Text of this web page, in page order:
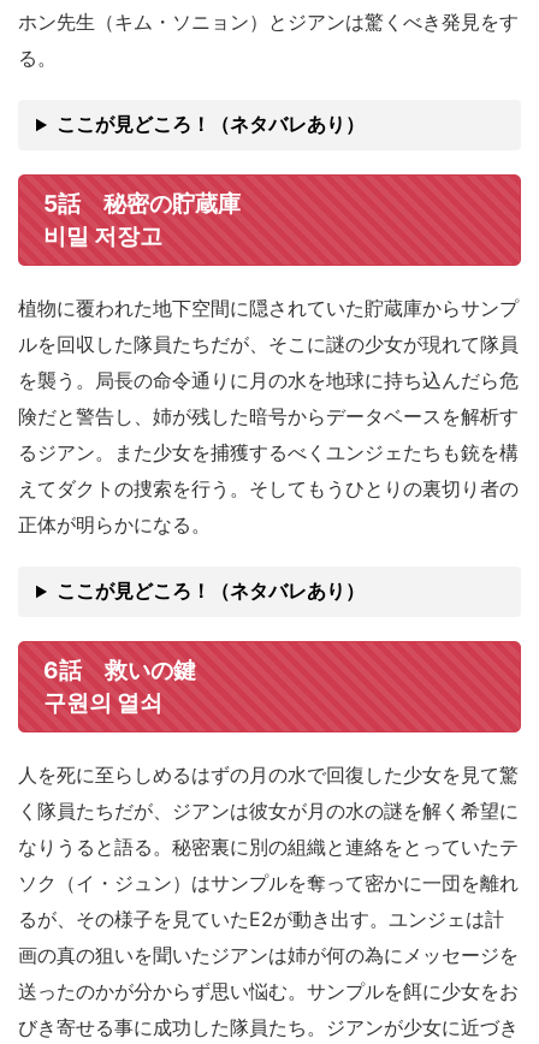
ホン先生（キム・ソニョン）とジアンは驚くべき発見をす
る。
ここが見どころ！（ネタバレあり）
5話 秘密の貯蔵庫
비밀 저장고
植物に覆われた地下空間に隠されていた貯蔵庫からサンプ
ルを回収した隊員たちだが、そこに謎の少女が現れて隊員
を襲う。局長の命令通りに月の水を地球に持ち込んだら危
険だと警告し、姉が残した暗号からデータベースを解析す
るジアン。また少女を捕獲するべくユンジェたちも銃を構
えてダクトの捜索を行う。そしてもうひとりの裏切り者の
正体が明らかになる。
ここが見どころ！（ネタバレあり）
6話 救いの鍵
구원의 열쇠
人を死に至らしめるはずの月の水で回復した少女を見て驚
く隊員たちだが、ジアンは彼女が月の水の謎を解く希望に
なりうると語る。秘密裏に別の組織と連絡をとっていたテ
ソク（イ・ジュン）はサンプルを奪って密かに一団を離れ
るが、その様子を見ていたE2が動き出す。ユンジェは計
画の真の狙いを聞いたジアンは姉が何の為にメッセージを
送ったのかが分からず思い悩む。サンプルを餌に少女をお
びき寄せる事に成功した隊員たち。ジアンが少女に近づき